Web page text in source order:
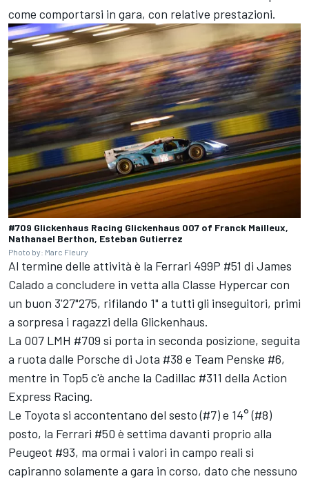
come comportarsi in gara, con relative prestazioni.
#709 Glickenhaus Racing Glickenhaus 007 of Franck Mailleux,
Nathanael Berthon, Esteban Gutierrez
Photo by: Marc Fleury
Al termine delle attività è la Ferrari 499P #51 di James
Calado a concludere in vetta alla Classe Hypercar con
un buon 3'27"275, rifilando 1" a tutti gli inseguitori, primi
a sorpresa i ragazzi della Glickenhaus.
La 007 LMH #709 si porta in seconda posizione, seguita
a ruota dalle Porsche di Jota #38 e Team Penske #6,
mentre in Top5 c'è anche la Cadillac #311 della Action
Express Racing.
Le Toyota si accontentano del sesto (#7) e 14° (#8)
posto, la Ferrari #50 è settima davanti proprio alla
Peugeot #93, ma ormai i valori in campo reali si
capiranno solamente a gara in corso, dato che nessuno